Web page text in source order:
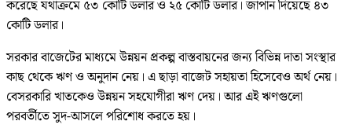
করেছে যথাক্রমে ৫৩ কোটি ডলার ও ২৫ কোটি ডলার। জাপান দিয়েছে ৪৩
কোটি ডলার।
সরকার বাজেটের মাধ্যমে উন্নয়ন প্রকল্প বাস্তবায়নের জন্য বিভিন্ন দাতা সংস্থার
কাছ থেকে ঋণ ও অনুদান নেয়। এ ছাড়া বাজেট সহায়তা হিসেবেও অর্থ নেয়।
বেসরকারি খাতকেও উন্নয়ন সহযোগীরা ঋণ দেয়। আর এই ঋণগুলো
পরবর্তীতে সুদ-আসলে পরিশোধ করতে হয়।